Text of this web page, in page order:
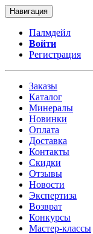
Навигация
Палмдейл
Войти
Регистрация
Заказы
Каталог
Минералы
Новинки
Оплата
Доставка
Контакты
Скидки
Отзывы
Новости
Экспертиза
Возврат
Конкурсы
Мастер-классы